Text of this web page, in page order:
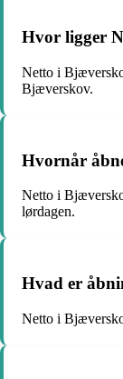
Hvor ligger
Netto i
Bjæverskov.
Hvornår
Netto i
lørdagen.
Hvad er
Netto i